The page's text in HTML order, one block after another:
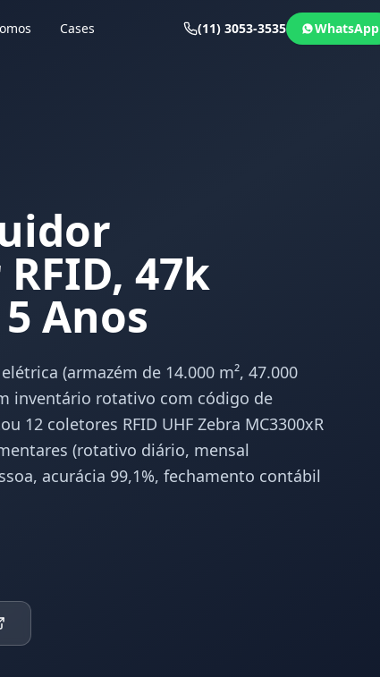
Cases (11) 3053-3535 WhatsApp
47k
Anos
(armazém de 14.000 m², 47.000
inventário rotativo com código de
12 coletores RFID UHF Zebra MC3300xR
(rotativo diário, mensal
acurácia 99,1%, fechamento contábil